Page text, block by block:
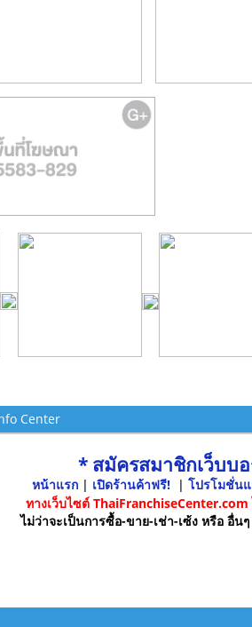
Center
* สมัครสมาชิกเว็บบ
หน้าแรก| เปิดร้านค้าฟรี! | โปรโมชั่น
ทางเว็บไซต์
ไม่ว่าจะเป็นการซื้อ-ขาย-เช่า-เซ้ง หรือ อื่